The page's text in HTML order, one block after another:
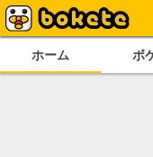
ホーム ボ